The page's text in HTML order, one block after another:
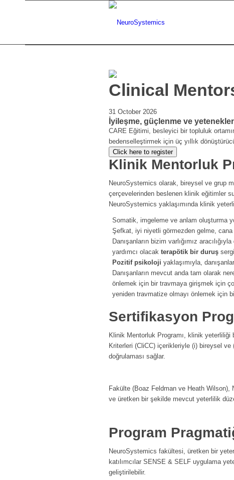
Clinical
31 October 2026
İyileşme, güçlenme ve
CARE Eğitimi, besleyici bir topluluk
bedenselleştirmek için üç yıllık
Click here to register
Klinik Mentorluk
NeuroSystemics olarak, bireysel ve grup
çerçevelerinden beslenen klinik eğitimler
NeuroSystemics yaklaşımında klinik
Somatik, imgeleme ve anlam oluşturma
Şefkat, iyi niyetli görmezden gelme, cana
Danışanların bizim varlığımız
yardımcı olacak terapötik bir duruş
Pozitif psikoloji yaklaşımıyla,
Danışanların mevcut anda tam olarak
önlemek için bir travmaya girişmek için
yeniden travmatize olmayı önlemek için
Sertifikasyon
Klinik Mentorluk Programı, klinik yeterliliği
Kriterleri (CliCC) içerikleriyle (i) bireysel ve
doğrulaması sağlar.
Fakülte (Boaz Feldman ve Heath
ve üretken bir şekilde mevcut yeterlilik
Program
NeuroSystemics fakültesi, üretken bir
katılımcılar SENSE & SELF uygulama
geliştirilebilir.